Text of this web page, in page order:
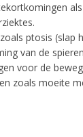
ptosis (slap
van de
voor de
zoals moeite